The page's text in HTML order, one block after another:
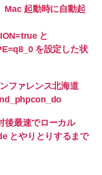
Mac 起動時に自動起
と
を設定した状
ファレンス北海道
後最速でローカル
とやりとりするまで